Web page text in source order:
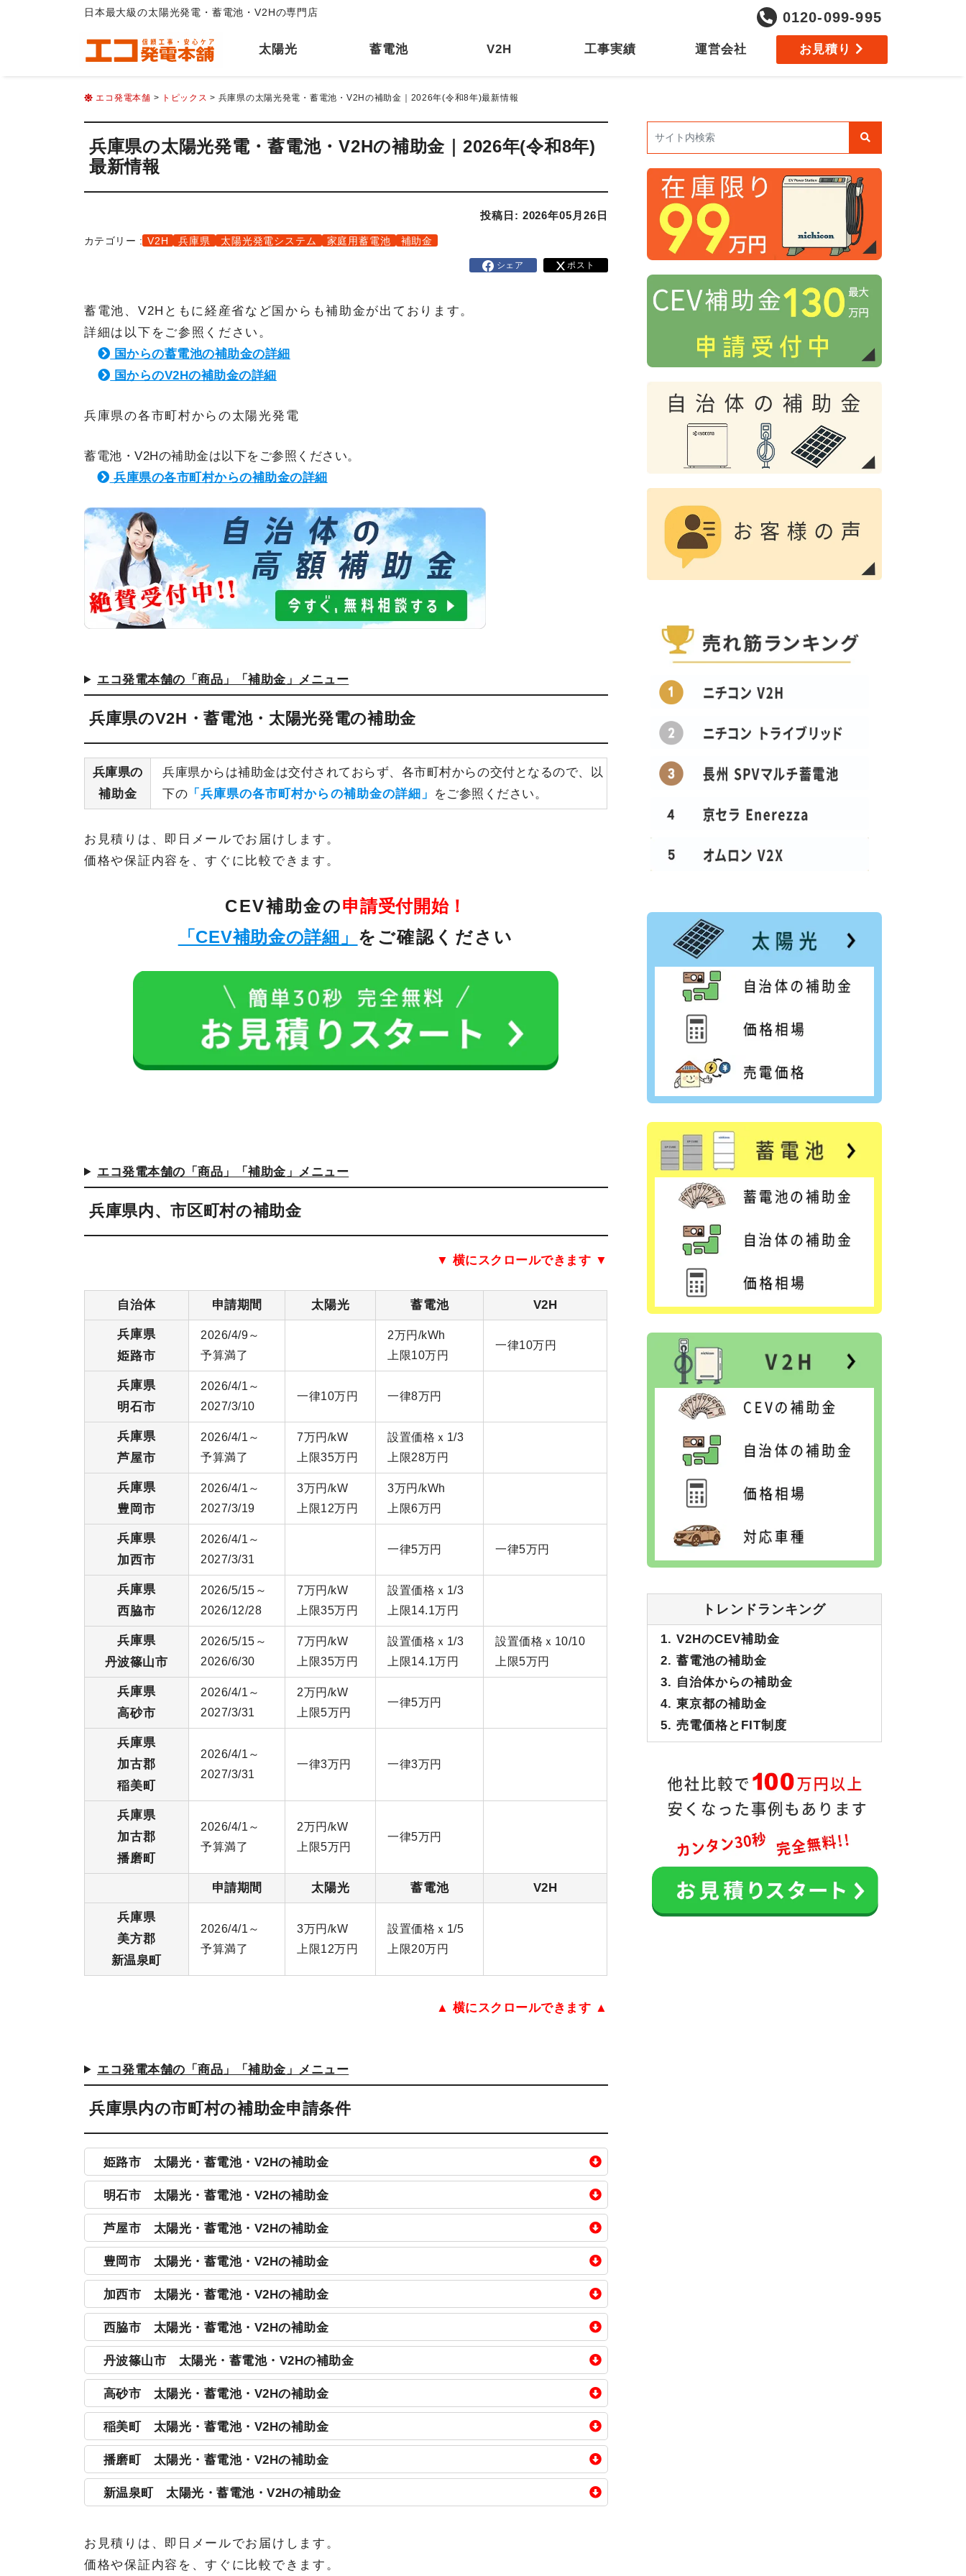
日本最大級の太陽光発電・蓄電池・V2Hの専門店 0120-099-995
太陽光 蓄電池 V2H 工事実績 運営会社 お見積り
エコ発電本舗 > トピックス > 兵庫県の太陽光発電・蓄電池・V2Hの補助金｜2026年(令和8年)最新情報
兵庫県の太陽光発電・蓄電池・V2Hの補助金｜2026年(令和8年)
最新情報
投稿日: 2026年05月26日
カテゴリー : V2H 兵庫県 太陽光発電システム 家庭用蓄電池 補助金
シェア ポスト
蓄電池、V2Hともに経産省など国からも補助金が出ております。
詳細は以下をご参照ください。
国からの蓄電池の補助金の詳細
国からのV2Hの補助金の詳細
兵庫県の各市町村からの太陽光発電
蓄電池・V2Hの補助金は以下をご参照ください。
兵庫県の各市町村からの補助金の詳細
エコ発電本舗の「商品」「補助金」メニュー
兵庫県のV2H・蓄電池・太陽光発電の補助金
兵庫県の
補助金
兵庫県からは補助金は交付されておらず、各市町村からの交付となるので、以
下の 「兵庫県の各市町村からの補助金の詳細」 をご参照ください。
お見積りは、即日メールでお届けします。
価格や保証内容を、すぐに比較できます。
CEV補助金の申請受付開始！
「CEV補助金の詳細」 をご確認ください
エコ発電本舗の「商品」「補助金」メニュー
兵庫県内、市区町村の補助金
▼ 横にスクロールできます ▼
自治体 申請期間 太陽光 蓄電池 V2H
兵庫県
姫路市
2026/4/9～
予算満了
2万円/kWh
上限10万円
一律10万円
兵庫県
明石市
2026/4/1～
2027/3/10
一律10万円 一律8万円
兵庫県
芦屋市
2026/4/1～
予算満了
7万円/kW
上限35万円
設置価格ｘ1/3
上限28万円
兵庫県
豊岡市
2026/4/1～
2027/3/19
3万円/kW
上限12万円
3万円/kWh
上限6万円
兵庫県
加西市
2026/4/1～
2027/3/31
一律5万円 一律5万円
兵庫県
西脇市
2026/5/15～
2026/12/28
7万円/kW
上限35万円
設置価格ｘ1/3
上限14.1万円
兵庫県
丹波篠山市
2026/5/15～
2026/6/30
7万円/kW
上限35万円
設置価格ｘ1/3
上限14.1万円
設置価格ｘ10/10
上限5万円
兵庫県
高砂市
2026/4/1～
2027/3/31
2万円/kW
上限5万円
一律5万円
兵庫県
加古郡
稲美町
2026/4/1～
2027/3/31
一律3万円 一律3万円
兵庫県
加古郡
播磨町
2026/4/1～
予算満了
2万円/kW
上限5万円
一律5万円
申請期間 太陽光 蓄電池 V2H
兵庫県
美方郡
新温泉町
2026/4/1～
予算満了
3万円/kW
上限12万円
設置価格ｘ1/5
上限20万円
▲ 横にスクロールできます ▲
エコ発電本舗の「商品」「補助金」メニュー
兵庫県内の市町村の補助金申請条件
姫路市 太陽光・蓄電池・V2Hの補助金
対象機器 補助金額
家庭用蓄電池 1kWhあたり2万円（上限10万円）
V2H 一律10万円
期間 2026/4/9 ～ 予算満了
条件
姫路市内に住宅を所有
姫路市の税金等の未納がない人
太陽電池モジュールの公称最大出力が10kW 未満のものと接続
明石市 太陽光・蓄電池・V2Hの補助金
対象機器 補助金額
太陽光発電システム（既築） 一律10万円
家庭用蓄電池 一律8万円
期間 2026/4/1 ～ 2027/3/10
条件
明石市内に住宅を所有
明石市の税金等の未納がない人
太陽光発電システムは既存住宅の屋根等へ設置
芦屋市 太陽光・蓄電池・V2Hの補助金
対象機器 補助金額
太陽光発電システム 1kWあたり7万円（上限35万円）
家庭用蓄電池 設置価格の1/3（上限28万円）
期間 2026/4/1 ～ 予算満了
条件
芦屋市内に住宅を所有
芦屋市の税金等の未納がない人
太陽光発電は自家消費率30％以上
豊岡市 太陽光・蓄電池・V2Hの補助金
対象機器 補助金額
太陽光発電システム 1kWあたり3万円（上限12万円）
家庭用蓄電池 1kWhあたり3万円（上限6万円）
期間 2026/4/1 ～ 2027/3/19
条件
豊岡市内に住宅を所有
豊岡市の税金等の未納がない人
加西市 太陽光・蓄電池・V2Hの補助金
対象機器 補助金額
家庭用蓄電池 一律5万円
V2H 一律5万円
電気自動車(EV) 一律10万円
小型電気自動車(EV)
西脇市 太陽光・蓄電池・V2Hの補助金
対象機器 補助金額
太陽光発電システム 1kWあたり7万円（上限35万円）
家庭用蓄電池 設置価格の1/3（上限14.1万円）
条件
西脇市内に住宅を所有
西脇市の税金等の未納がない人
丹波篠山市 太陽光・蓄電池・V2Hの補助金
対象機器 補助金額
太陽光発電システム 1kWあたり7万円（上限35万円）
家庭用蓄電池 設置価格の1/3（上限14.1万円）
V2H
電気自動車(EV)
高砂市 太陽光・蓄電池・V2Hの補助金
対象機器 補助金額
家庭用蓄電池
稲美町 太陽光・蓄電池・V2Hの補助金
太陽光発電システム
播磨町 太陽光・蓄電池・V2Hの補助金
対象機器
新温泉町 太陽光・蓄電池・V2Hの補助金
お見積りは、即日メールでお届けします。
価格や保証内容を、すぐに比較できます。
検索:
トレンドランキング
1. V2HのCEV補助金
2. 蓄電池の補助金
3. 自治体からの補助金
4. 東京都の補助金
5. 売電価格とFIT制度